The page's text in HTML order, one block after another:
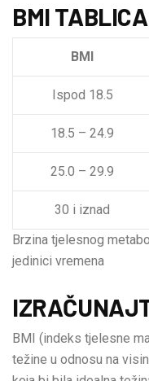
BMI TABLICA
BMI
Ispod 18.5
18.5 – 24.9
25.0 – 29.9
30 i iznad
Brzina tjelesnog
jedinici vremena
BMI (indeks tjelesne
težine u odnosu na